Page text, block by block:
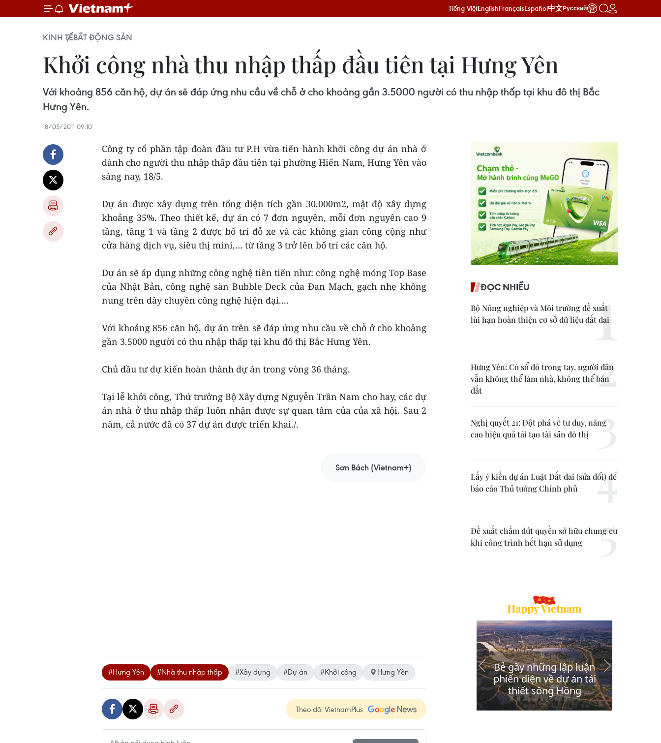
Tiếng ViệtEnglishFrançaisEspañol中文Русский
KINH TẾBẤT ĐỘNG SẢN
Khởi công nhà thu nhập thấp đầu tiên tại Hưng Yên
Với khoảng 856 căn hộ, dự án sẽ đáp ứng nhu cầu về chỗ ở cho khoảng gần 3.5000 người có thu nhập thấp tại khu đô thị Bắc
Hưng Yên.
18/05/2011 09:10
Công ty cổ phần tập đoàn đầu tư P.H vừa tiến hành khởi công dự án nhà ở
dành cho người thu nhập thấp đầu tiên tại phường Hiến Nam, Hưng Yên vào
sáng nay, 18/5.
Dự án được xây dựng trên tổng diện tích gần 30.000m2, mật độ xây dựng
khoảng 35%. Theo thiết kế, dự án có 7 đơn nguyên, mỗi đơn nguyên cao 9
tầng, tầng 1 và tầng 2 được bố trí đỗ xe và các không gian công cộng như
cửa hàng dịch vụ, siêu thị mini,… từ tầng 3 trở lên bố trí các căn hộ.
Dự án sẽ áp dụng những công nghệ tiên tiến như: công nghệ móng Top Base
của Nhật Bản, công nghệ sàn Bubble Deck của Đan Mạch, gạch nhẹ không
nung trên dây chuyền công nghệ hiện đại....
Với khoảng 856 căn hộ, dự án trên sẽ đáp ứng nhu cầu về chỗ ở cho khoảng
gần 3.5000 người có thu nhập thấp tại khu đô thị Bắc Hưng Yên.
Chủ đầu tư dự kiến hoàn thành dự án trong vòng 36 tháng.
Tại lễ khởi công, Thứ trưởng Bộ Xây dựng Nguyễn Trần Nam cho hay, các dự
án nhà ở thu nhập thấp luôn nhận được sự quan tâm của của xã hội. Sau 2
năm, cả nước đã có 37 dự án được triển khai./.
Sơn Bách (Vietnam+)
#Hưng Yên #Nhà thu nhập thấp #Xây dựng #Dự án #Khởi công Hưng Yên
Theo dõi VietnamPlus
ĐỌC NHIỀU
Bộ Nông nghiệp và Môi trường đề xuất
lùi hạn hoàn thiện cơ sở dữ liệu đất đai
Hưng Yên: Có sổ đỏ trong tay, người dân
vẫn không thể làm nhà, không thể bán
đất
Nghị quyết 21: Đột phá về tư duy, nâng
cao hiệu quả tái tạo tài sản đô thị
Lấy ý kiến dự án Luật Đất đai (sửa đổi) để
báo cáo Thủ tướng Chính phủ
Đề xuất chấm dứt quyền sở hữu chung cư
khi công trình hết hạn sử dụng